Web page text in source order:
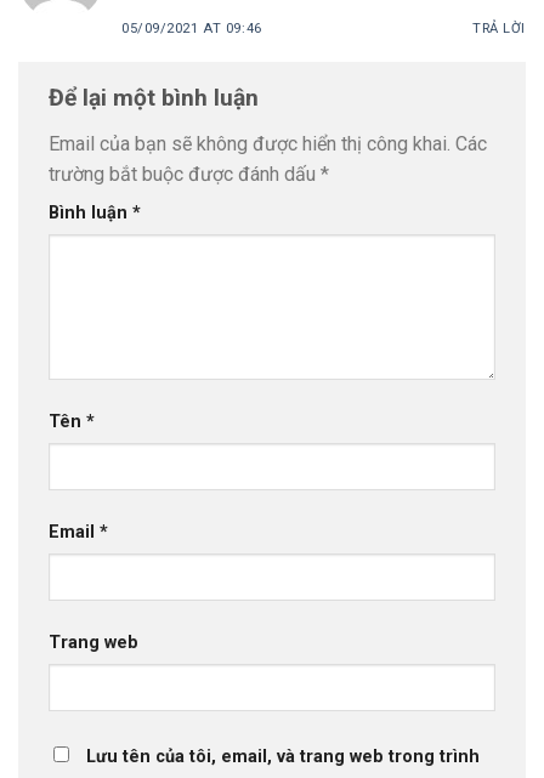
05/09/2021 AT 09:46 TRẢ LỜI
Để lại một bình luận
Email của bạn sẽ không được hiển thị công khai. Các
trường bắt buộc được đánh dấu *
Bình luận *
Tên *
Email *
Trang web
Lưu tên của tôi, email, và trang web trong trình